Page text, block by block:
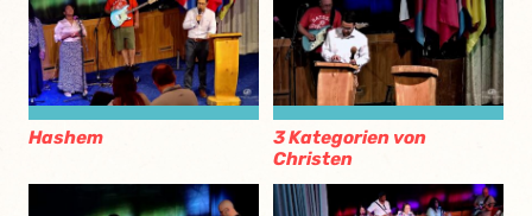
Hashem
3 Kategorien von
Christen